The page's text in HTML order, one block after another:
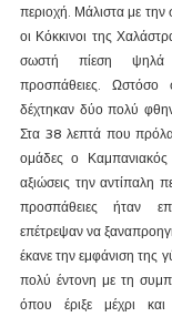
περιοχή. Μάλιστα με
οι Κόκκινοι της
σωστή πίεση ψηλά
προσπάθειες. Ωστόσο
δέχτηκαν δύο πολύ
Στα 38 λεπτά που
ομάδες ο
αξιώσεις την αντίπαλη
προσπάθειες ήταν
επέτρεψαν να
έκανε την εμφάνιση της
πολύ έντονη με τη
όπου έριξε μέχρι